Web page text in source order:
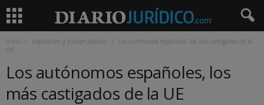
Inicio Legislación y jurisprudencia
Los autónomos españoles, los más castigados de la
UE
Los autónomos españoles, los
más castigados de la UE